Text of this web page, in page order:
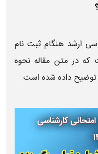
ارشد هنگام ثبت نام
که در متن مقاله نحوه
توضیح داده شده است.
کارشناسی